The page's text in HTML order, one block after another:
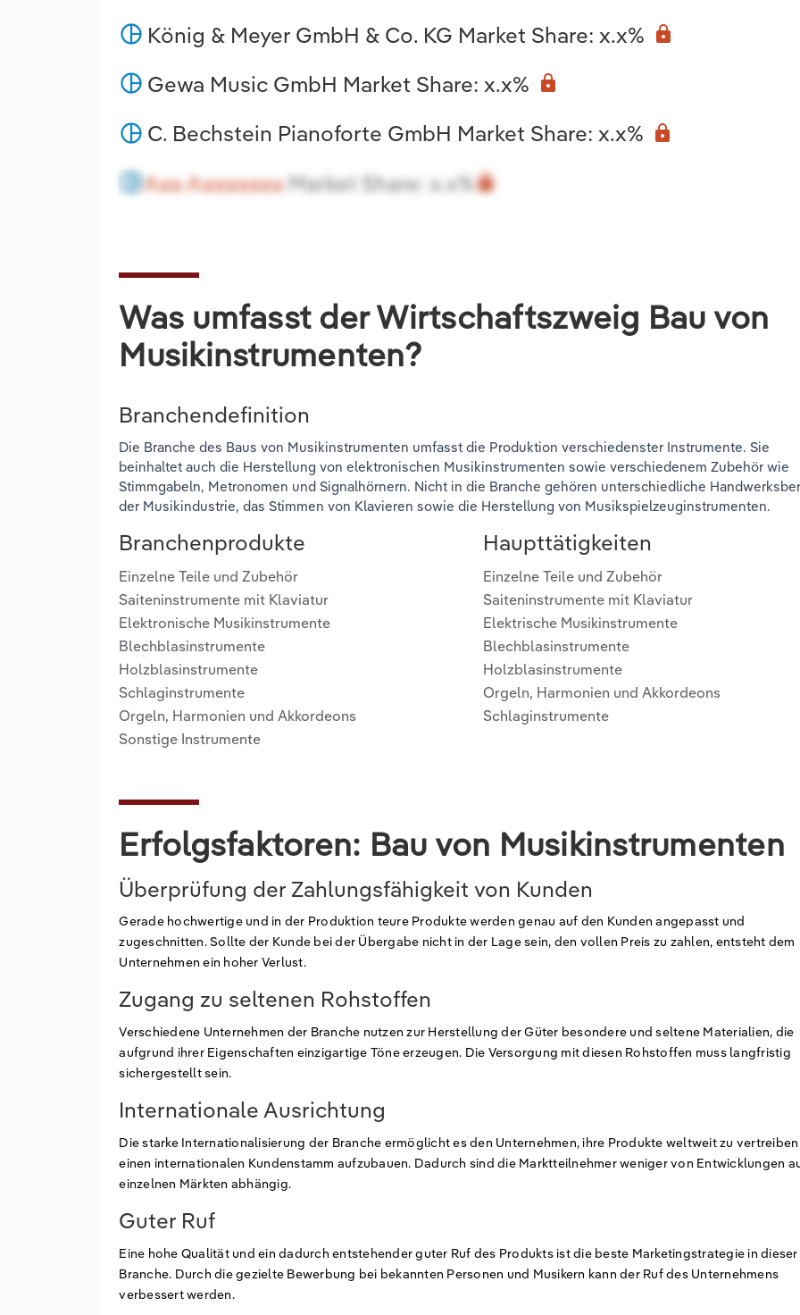
pie_chart König & Meyer GmbH & Co. KG Market Share: x.x% lock
pie_chart Gewa Music GmbH Market Share: x.x% lock
pie_chart C. Bechstein Pianoforte GmbH Market Share: x.x% lock
pie_chartAaa AaaaaaaaMarket Share: x.x%lock
Was umfasst der Wirtschaftszweig Bau von
Musikinstrumenten?
Branchendefinition
Die Branche des Baus von Musikinstrumenten umfasst die Produktion verschiedenster Instrumente. Sie
beinhaltet auch die Herstellung von elektronischen Musikinstrumenten sowie verschiedenem Zubehör wie
Stimmgabeln, Metronomen und Signalhörnern. Nicht in die Branche gehören unterschiedliche
der Musikindustrie, das Stimmen von Klavieren sowie die Herstellung von Musikspielzeuginstrumenten.
Branchenprodukte
Einzelne Teile und Zubehör
Saiteninstrumente mit Klaviatur
Elektronische Musikinstrumente
Blechblasinstrumente
Holzblasinstrumente
Schlaginstrumente
Orgeln, Harmonien und Akkordeons
Sonstige Instrumente
Haupttätigkeiten
Einzelne Teile und Zubehör
Saiteninstrumente mit Klaviatur
Elektrische Musikinstrumente
Blechblasinstrumente
Holzblasinstrumente
Orgeln, Harmonien und Akkordeons
Schlaginstrumente
Erfolgsfaktoren: Bau von Musikinstrumenten
Überprüfung der Zahlungsfähigkeit von Kunden
Gerade hochwertige und in der Produktion teure Produkte werden genau auf den Kunden angepasst und
zugeschnitten. Sollte der Kunde bei der Übergabe nicht in der Lage sein, den vollen Preis zu zahlen, entsteht dem
Unternehmen ein hoher Verlust.
Zugang zu seltenen Rohstoffen
Verschiedene Unternehmen der Branche nutzen zur Herstellung der Güter besondere und seltene Materialien, die
aufgrund ihrer Eigenschaften einzigartige Töne erzeugen. Die Versorgung mit diesen Rohstoffen muss langfristig
sichergestellt sein.
Internationale Ausrichtung
Die starke Internationalisierung der Branche ermöglicht es den Unternehmen, ihre Produkte weltweit zu
einen internationalen Kundenstamm aufzubauen. Dadurch sind die Marktteilnehmer weniger von Entwicklungen
einzelnen Märkten abhängig.
Guter Ruf
Eine hohe Qualität und ein dadurch entstehender guter Ruf des Produkts ist die beste Marketingstrategie in dieser
Branche. Durch die gezielte Bewerbung bei bekannten Personen und Musikern kann der Ruf des Unternehmens
verbessert werden.